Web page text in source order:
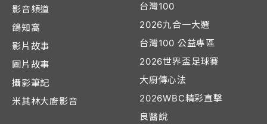
影音頻道
鴿知窩
影片故事
圖片故事
攝影筆記
米其林大廚影音
台灣100
2026九合一大選
台灣100 公益專區
2026世界盃足球賽
大廚傳心法
2026WBC精彩直擊
良醫說